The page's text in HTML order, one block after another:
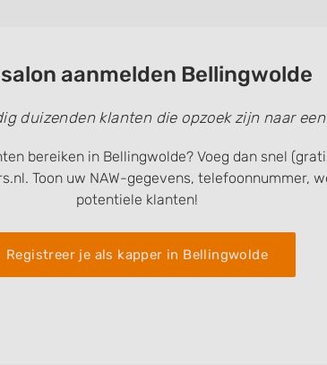
aanmelden Bellingwolde
duizenden klanten die opzoek zijn naar
bereiken in Bellingwolde? Voeg dan snel
Toon uw NAW-gegevens, telefoonnummer,
potentiele klanten!
Registreer je als kapper in Bellingwolde